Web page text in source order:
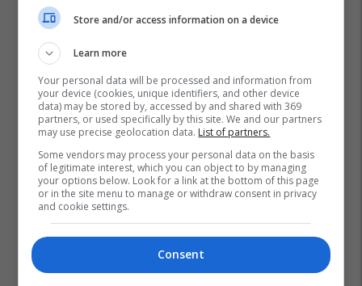
Reklamo këtu
Store and/or access information on a device
Learn more
Your personal data will be processed and information from
your device (cookies, unique identifiers, and other device
data) may be stored by, accessed by and shared with 369
partners, or used specifically by this site. We and our partners
may use precise geolocation data. List of partners.
Some vendors may process your personal data on the basis
of legitimate interest, which you can object to by managing
your options below. Look for a link at the bottom of this page
or in the site menu to manage or withdraw consent in privacy
and cookie settings.
Consent